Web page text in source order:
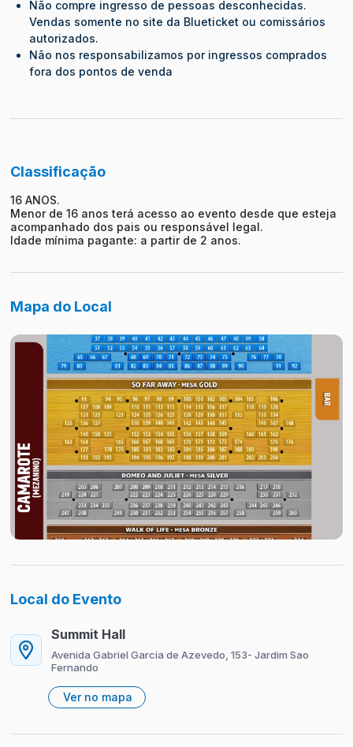
Não compre ingresso de pessoas desconhecidas.
Vendas somente no site da Blueticket ou comissários
autorizados.
Não nos responsabilizamos por ingressos comprados
fora dos pontos de venda
Classificação
16 ANOS.
Menor de 16 anos terá acesso ao evento desde que esteja
acompanhado dos pais ou responsável legal.
Idade mínima pagante: a partir de 2 anos.
Mapa do Local
Local do Evento
Summit Hall
Avenida Gabriel Garcia de Azevedo, 153- Jardim Sao
Fernando
Ver no mapa